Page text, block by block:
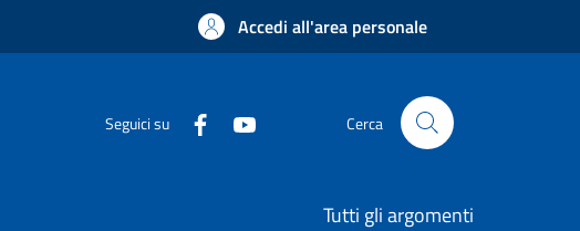
Accedi all'area personale
Seguici su Cerca
Tutti gli argomenti